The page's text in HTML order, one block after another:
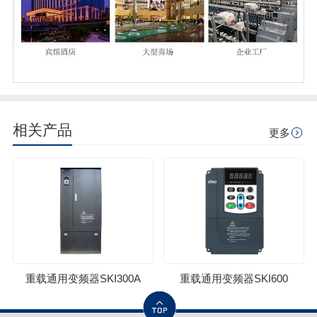
相关产品 更多
重载通用变频器SKI300A 重载通用变频器SKI600